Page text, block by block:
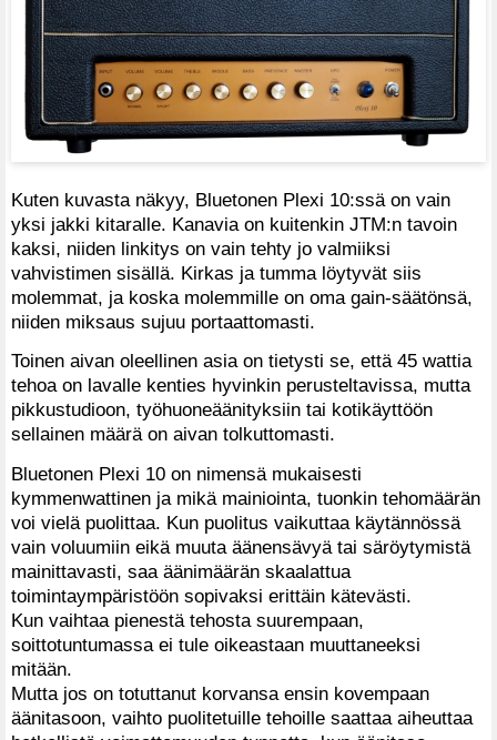
Kuten kuvasta näkyy, Bluetonen Plexi 10:ssä on vain
yksi jakki kitaralle. Kanavia on kuitenkin JTM:n tavoin
kaksi, niiden linkitys on vain tehty jo valmiiksi
vahvistimen sisällä. Kirkas ja tumma löytyvät siis
molemmat, ja koska molemmille on oma gain-säätönsä,
niiden miksaus sujuu portaattomasti.
Toinen aivan oleellinen asia on tietysti se, että 45 wattia
tehoa on lavalle kenties hyvinkin perusteltavissa, mutta
pikkustudioon, työhuoneäänityksiin tai kotikäyttöön
sellainen määrä on aivan tolkuttomasti.
Bluetonen Plexi 10 on nimensä mukaisesti
kymmenwattinen ja mikä mainiointa, tuonkin tehomäärän
voi vielä puolittaa. Kun puolitus vaikuttaa käytännössä
vain voluumiin eikä muuta äänensävyä tai säröytymistä
mainittavasti, saa äänimäärän skaalattua
toimintaympäristöön sopivaksi erittäin kätevästi.
Kun vaihtaa pienestä tehosta suurempaan,
soittotuntumassa ei tule oikeastaan muuttaneeksi
mitään.
Mutta jos on totuttanut korvansa ensin kovempaan
äänitasoon, vaihto puolitetuille tehoille saattaa aiheuttaa